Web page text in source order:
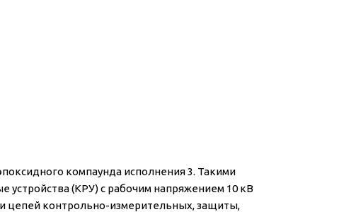
компаунда исполнения 3. Такими
(КРУ) с рабочим напряжением 10 кВ
цепей контрольно-измерительных, защиты,